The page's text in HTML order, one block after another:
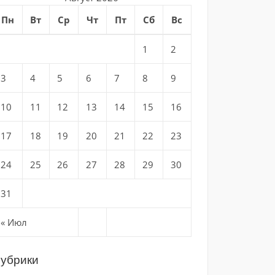
Пн
Вт Ср Чт Пт Сб Вс
« Июл
1 2
3 4 5 6 7 8 9
10 11 12 13 14 15 16
17 18 19 20 21 22 23
24 25 26 27 28 29 30
31